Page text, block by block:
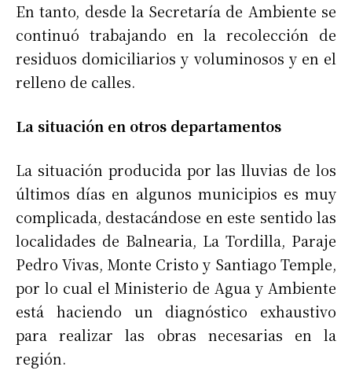
En tanto, desde la Secretaría de Ambiente se
continuó trabajando en la recolección de
residuos domiciliarios y voluminosos y en el
relleno de calles.
La situación en otros departamentos
La situación producida por las lluvias de los
últimos días en algunos municipios es muy
complicada, destacándose en este sentido las
localidades de Balnearia, La Tordilla, Paraje
Pedro Vivas, Monte Cristo y Santiago Temple,
por lo cual el Ministerio de Agua y Ambiente
está haciendo un diagnóstico exhaustivo
para realizar las obras necesarias en la
región.